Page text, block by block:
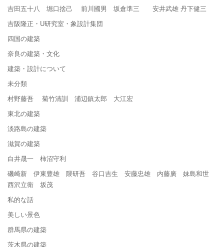
吉田五十八 堀口捨己 前川國男 坂倉準三 安井武雄 丹下健三
吉阪隆正・U研究室・象設計集団
四国の建築
奈良の建築・文化
建築・設計について
未分類
村野藤吾 菊竹清訓 浦辺鎮太郎 大江宏
東北の建築
淡路島の建築
滋賀の建築
白井晟一 柿沼守利
磯崎新 伊東豊雄 隈研吾 谷口吉生 安藤忠雄 内藤廣 妹島和世
西沢立衛 坂茂
私的な話
美しい景色
群馬県の建築
茨木県の建築